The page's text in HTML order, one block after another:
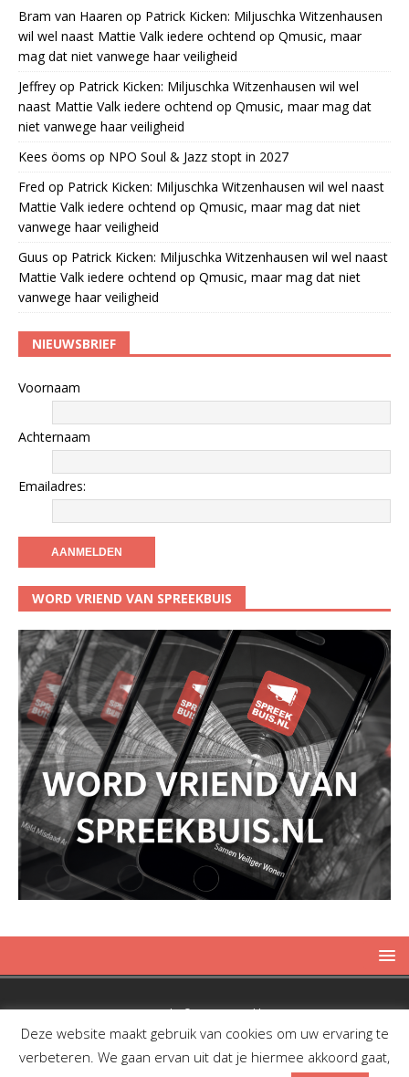
Bram van Haaren op Patrick Kicken: Miljuschka Witzenhausen
wil wel naast Mattie Valk iedere ochtend op Qmusic, maar
mag dat niet vanwege haar veiligheid
Jeffrey op Patrick Kicken: Miljuschka Witzenhausen wil wel
naast Mattie Valk iedere ochtend op Qmusic, maar mag dat
niet vanwege haar veiligheid
Kees öoms op NPO Soul & Jazz stopt in 2027
Fred op Patrick Kicken: Miljuschka Witzenhausen wil wel naast
Mattie Valk iedere ochtend op Qmusic, maar mag dat niet
vanwege haar veiligheid
Guus op Patrick Kicken: Miljuschka Witzenhausen wil wel naast
Mattie Valk iedere ochtend op Qmusic, maar mag dat niet
vanwege haar veiligheid
NIEUWSBRIEF
Voornaam
Achternaam
Emailadres:
WORD VRIEND VAN SPREEKBUIS
Copyright © 2019 Spreekbuis
Deze website maakt gebruik van cookies om uw ervaring te
verbeteren. We gaan ervan uit dat je hiermee akkoord gaat,